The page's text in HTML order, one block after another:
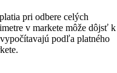
pri odbere celých
v markete môže dôjsť k
podľa platného